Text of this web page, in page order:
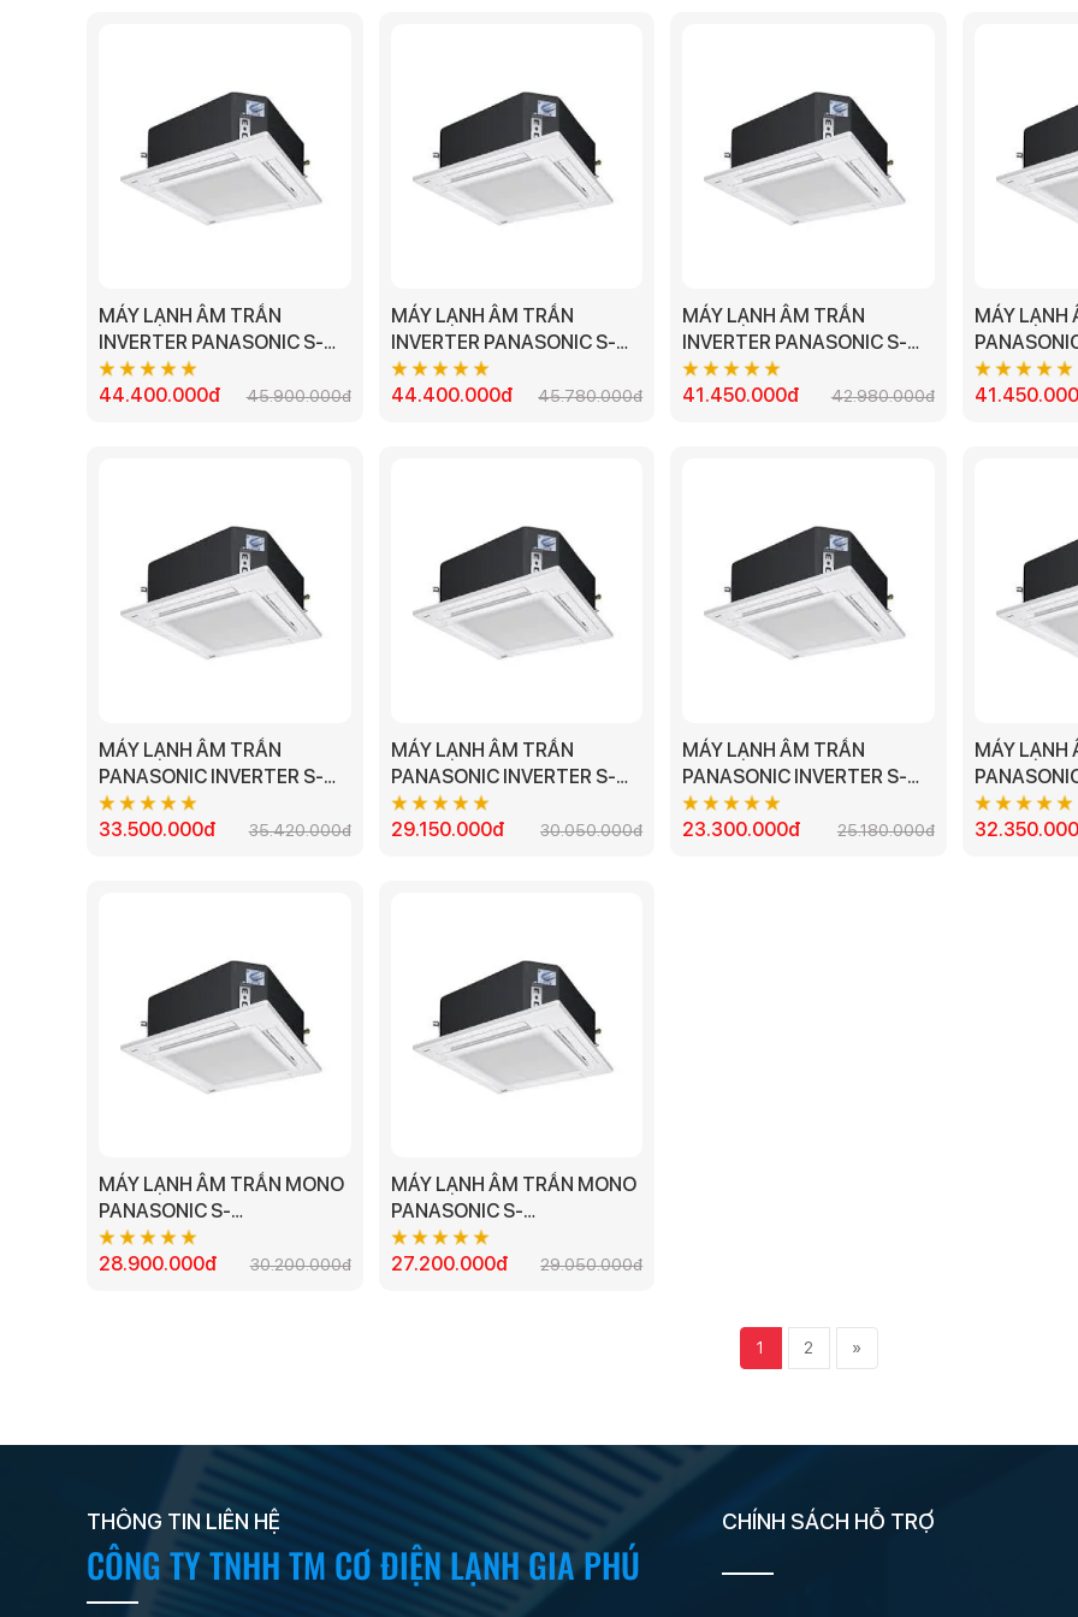
MÁY LẠNH ÂM TRẦN
INVERTER PANASONIC S-
3448PU3H/U-48PR1H5 -
5.5HP
44.400.000đ 45.900.000đ
MÁY LẠNH ÂM TRẦN
INVERTER PANASONIC S-
3448PU3H/U-48PR1H8 -
5.5HP 3 PHA
44.400.000đ 45.780.000đ
MÁY LẠNH ÂM TRẦN
INVERTER PANASONIC S-
3448PU3H/U-43PR1H8
5HP - 3 PHA
41.450.000đ 42.980.000đ
MÁY LẠNH
4.5HP
MÁY LẠNH ÂM TRẦN
PANASONIC INVERTER S-
2430PU3H/U-30PR1H5 -
3.5HP
33.500.000đ 35.420.000đ
MÁY LẠNH ÂM TRẦN
PANASONIC INVERTER S-
1821PU3H/U-21PR1H5 -
2.5HP
29.150.000đ 30.050.000đ
MÁY LẠNH ÂM TRẦN
PANASONIC INVERTER S-
1821PU3H/U-18PR1H5 -
2.0HP
23.300.000đ 25.180.000đ
MÁY LẠNH
42PU1H5B/
5.0HP
MÁY LẠNH ÂM TRẦN MONO
PANASONIC S-
30PU1H5B/U30PN1H8 -
3.0HP
28.900.000đ 30.200.000đ
MÁY LẠNH ÂM TRẦN MONO
PANASONIC S-
30PU1H5B/U30PN1H5 -
3.0HP
27.200.000đ 29.050.000đ
1 2 »
THÔNG TIN LIÊN HỆ
CÔNG TY TNHH TM CƠ ĐIỆN LẠNH GIA PHÚ
CHÍNH SÁCH HỖ TRỢ